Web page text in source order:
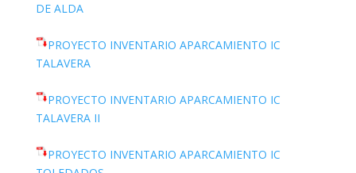
DE ALDA
PROYECTO INVENTARIO APARCAMIENTO IC
TALAVERA
PROYECTO INVENTARIO APARCAMIENTO IC
TALAVERA II
PROYECTO INVENTARIO APARCAMIENTO IC